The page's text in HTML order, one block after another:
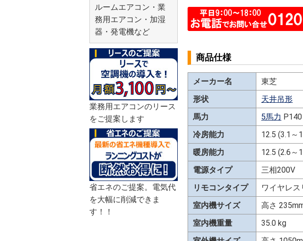
ルームエアコン・業
務用エアコン・加湿
器・発電機など
業務用エアコンのリース
をご提案します
省エネのご提案。電気代
を大幅に削減できま
す！！
商品仕様
メーカー名
東芝
形状
天井吊形
馬力
5馬力 P140
冷房能力
12.5 (3.1～
暖房能力
12.5 (2.6～
電源タイプ
三相200V
リモコンタイプ
ワイヤレス
室内機サイズ
高さ
室内機重量
35.0 kg